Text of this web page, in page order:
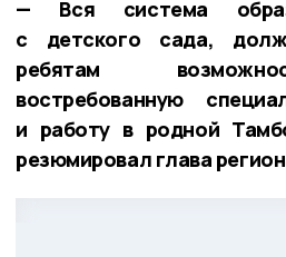
— Вся система
с детского сада,
ребятам
востребованную
и работу в родной
резюмировал глава